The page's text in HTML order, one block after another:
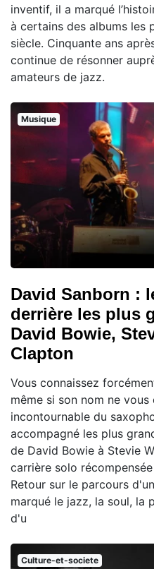
inventif, il a marqué
à certains des albums les
siècle. Cinquante ans
continue de résonner
amateurs de jazz.
Musique
David Sanborn :
derrière les plus
David Bowie,
Clapton
Vous connaissez
même si son nom ne
incontournable du
accompagné les plus
de David Bowie à Stevie
carrière solo
Retour sur le parcours
marqué le jazz, la soul, la
d'u
Culture-et-societe